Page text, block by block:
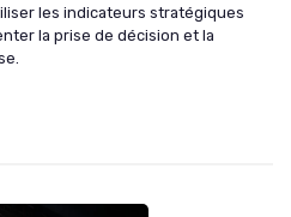
les indicateurs stratégiques
la prise de décision et la